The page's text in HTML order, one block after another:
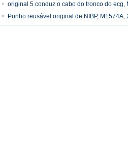
original 5 conduz o cabo do tronco do ecg,
Punho reusável original de NIBP, M1574A,